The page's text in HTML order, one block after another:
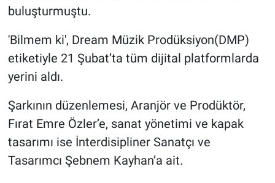
buluşturmuştu.
'Bilmem ki', Dream Müzik Prodüksiyon(DMP)
etiketiyle 21 Şubat’ta tüm dijital platformlarda
yerini aldı.
Şarkının düzenlemesi, Aranjör ve Prodüktör,
Fırat Emre Özler’e, sanat yönetimi ve kapak
tasarımı ise İnterdisipliner Sanatçı ve
Tasarımcı Şebnem Kayhan’a ait.
Günün görüntüsü
Haber
İlan
Kimdir
Koronavirüs
Kültür Sanat